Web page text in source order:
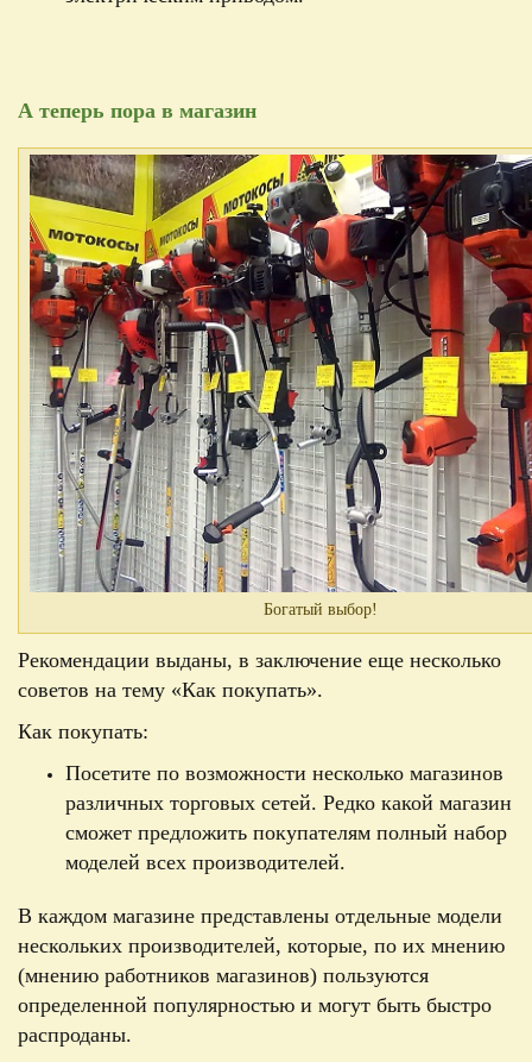
А теперь пора в магазин
Богатый выбор!
Рекомендации выданы, в заключение еще несколько
советов на тему «Как покупать».
Как покупать:
Посетите по возможности несколько магазинов
различных торговых сетей. Редко какой магазин
сможет предложить покупателям полный набор
моделей всех производителей.
В каждом магазине представлены отдельные модели
нескольких производителей, которые, по их мнению
(мнению работников магазинов) пользуются
определенной популярностью и могут быть быстро
распроданы.